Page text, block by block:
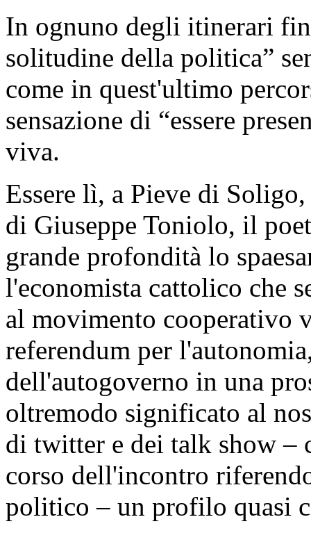
In ognuno degli itinerari
solitudine della politica”
come in quest'ultimo
sensazione di “essere
viva.
Essere lì, a Pieve di
di Giuseppe Toniolo, il
grande profondità lo
l'economista cattolico che
al movimento cooperativo
referendum per
dell'autogoverno in una
oltremodo significato al
di twitter e dei talk show –
corso dell'incontro
politico – un profilo quasi